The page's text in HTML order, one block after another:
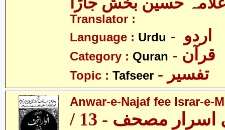
Translator :
Language : Urdu
Category : Quran - قرآن
Topic : Tafseer - تفسیر
Anwar-e-Najaf fee Israr-e-
انوار نجف فی اسرار مصحف - 13 /